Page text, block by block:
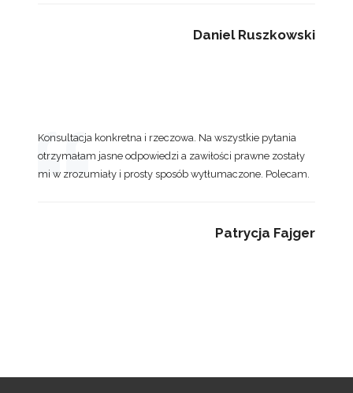
Daniel Ruszkowski
Konsultacja konkretna i rzeczowa. Na wszystkie pytania
otrzymałam jasne odpowiedzi a zawiłości prawne zostały
mi w zrozumiały i prosty sposób wytłumaczone. Polecam.
Patrycja Fajger